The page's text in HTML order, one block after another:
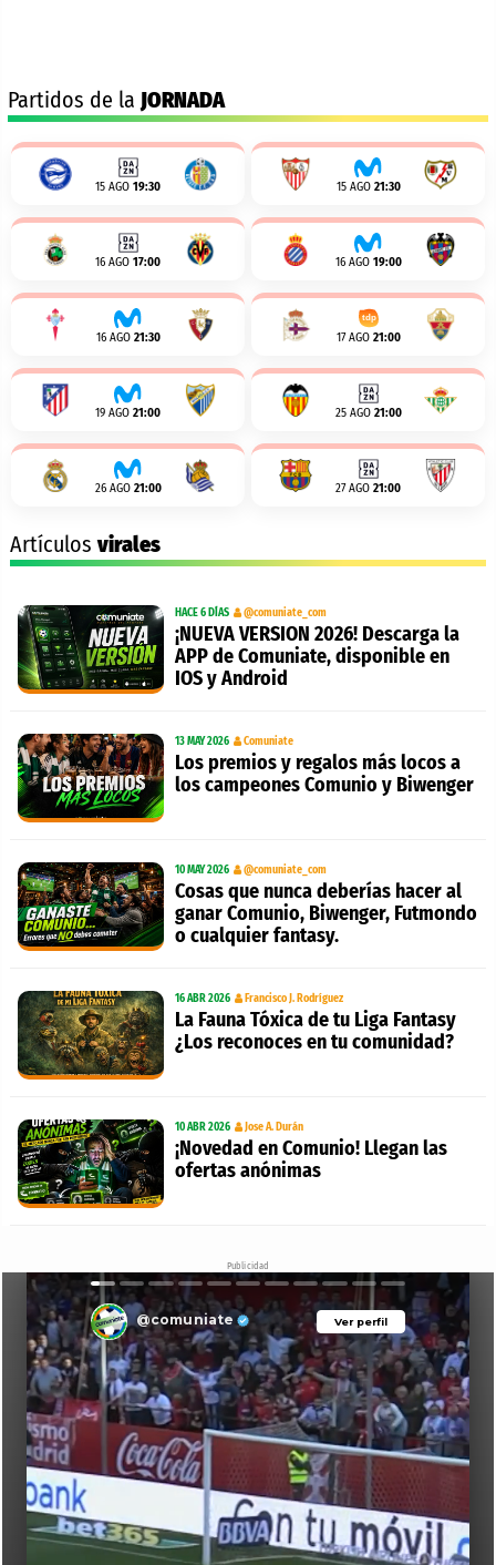
Partidos de la JORNADA
15 AGO 19:30 15 AGO 21:30
16 AGO 17:00 16 AGO 19:00
16 AGO 21:30 17 AGO 21:00
19 AGO 21:00 25 AGO 21:00
26 AGO 21:00 27 AGO 21:00
Artículosvirales
HACE 6 DÍAS @comuniate_com
¡NUEVA VERSION 2026! Descarga la
APP de Comuniate, disponible en
IOS y Android
13 MAY 2026 Comuniate
Los premios y regalos más locos a
los campeones Comunio y Biwenger
10 MAY 2026 @comuniate_com
Cosas que nunca deberías hacer al
ganar Comunio, Biwenger, Futmondo
o cualquier fantasy.
16 ABR 2026 Francisco J. Rodríguez
La Fauna Tóxica de tu Liga Fantasy
¿Los reconoces en tu comunidad?
10 ABR 2026 Jose A. Durán
¡Novedad en Comunio! Llegan las
ofertas anónimas
Publicidad
Ver perfil
@comuniate Ver perfil